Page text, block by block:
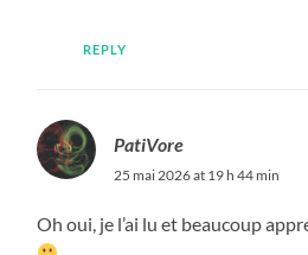
REPLY
PatiVore
25 mai 2026 at 19 h 44 min
Oh oui, je l’ai lu et beaucoup